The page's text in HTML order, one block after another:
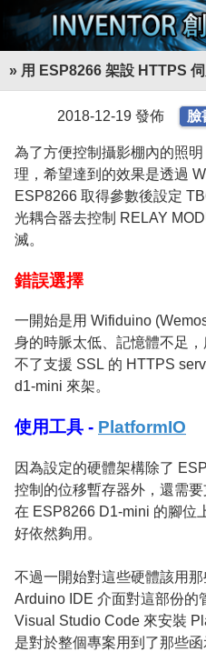
» 用 ESP8266 架設 HTTPS
2018-12-19 發佈 臉
為了方便控制攝影棚內的照
理，希望達到的效果是透過
ESP8266 取得參數後設定
光耦合器去控制 RELAY
滅。
錯誤選擇
一開始是用 Wifiduino
身的時脈太低、記憶體不足
不了支援 SSL 的 HTTPS
d1-mini 來架。
使用工具 - PlatformIO
因為設定的硬體架構除了
控制的位移暫存器外，還需
在 ESP8266 D1-mini 的腳位
好依然夠用。
不過一開始對這些硬體該用
Arduino IDE 介面對這部份的
Visual Studio Code 來安裝
是對於整個專案用到了那些